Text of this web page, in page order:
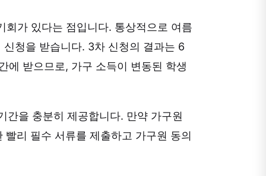
가 있다는 점입니다. 통상적으로 여름
청을 받습니다. 3차 신청의 결과는 6
에 받으므로, 가구 소득이 변동된 학생
간을 충분히 제공합니다. 만약 가구원
리 필수 서류를 제출하고 가구원 동의